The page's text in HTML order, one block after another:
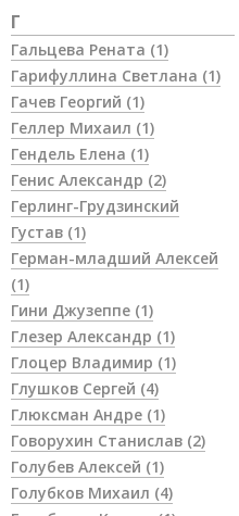
Г
Гальцева Рената (1)
Гарифуллина Светлана (1)
Гачев Георгий (1)
Геллер Михаил (1)
Гендель Елена (1)
Генис Александр (2)
Герлинг-Грудзинский
Густав (1)
Герман-младший Алексей
(1)
Гини Джузеппе (1)
Глезер Александр (1)
Глоцер Владимир (1)
Глушков Сергей (4)
Глюксман Андре (1)
Говорухин Станислав (2)
Голубев Алексей (1)
Голубков Михаил (4)